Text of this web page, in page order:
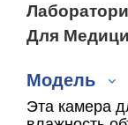
Для
Модель
Эта камера